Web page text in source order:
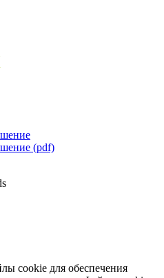
(pdf)
cookie для обеспечения